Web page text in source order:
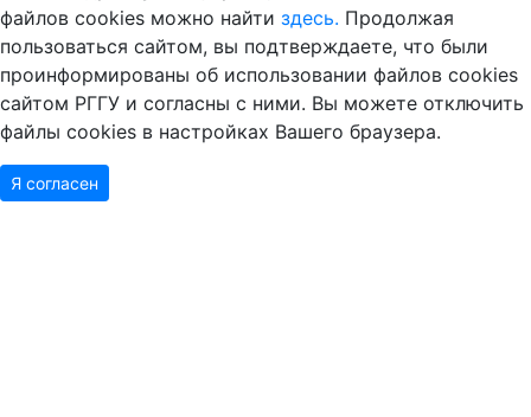
файлов cookies можно найти здесь. Продолжая
пользоваться сайтом, вы подтверждаете, что были
проинформированы об использовании файлов cookies
сайтом РГГУ и согласны с ними. Вы можете отключить
файлы cookies в настройках Вашего браузера.
Я согласен